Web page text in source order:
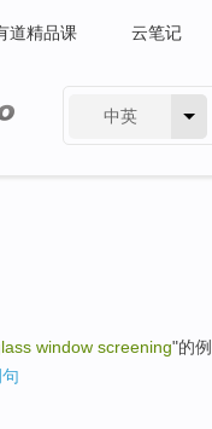
道精品课 云笔记
中英
window screening"的